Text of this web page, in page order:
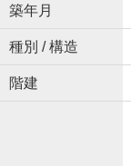
築年月
種別 / 構造
階建